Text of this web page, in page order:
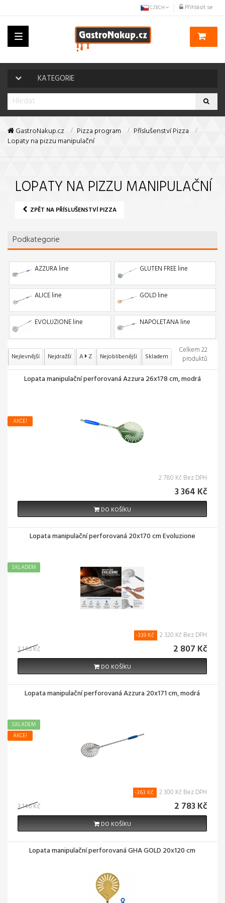
Přihlásit se
CZECH
Toggle
navigation
KATEGORIE
GastroNakup.cz Pizza program
Příslušenství Pizza
Lopaty na pizzu manipulační
LOPATY NA PIZZU MANIPULAČNÍ
ZPĚT NA PŘÍSLUŠENSTVÍ PIZZA
Podkategorie
AZZURA line GLUTEN FREE line
ALICE line GOLD line
EVOLUZIONE line NAPOLETANA line
Nejlevnější Nejdražší A Z Nejoblíbenější Skladem
Celkem 22
produktů
Lopata manipulační perforovaná Azzura 26x178 cm, modrá
AKCE!
2 780 Kč Bez DPH
3 364 Kč
DO KOŠÍKU
Lopata manipulační perforovaná 20x170 cm Evoluzione
SKLADEM
3 146 Kč
-339 Kč 2 320 Kč Bez DPH
2 807 Kč
DO KOŠÍKU
Lopata manipulační perforovaná Azzura 20x171 cm, modrá
AKCE!
SKLADEM
3 146 Kč
-363 Kč 2 300 Kč Bez DPH
2 783 Kč
DO KOŠÍKU
Lopata manipulační perforovaná GHA GOLD 20x120 cm